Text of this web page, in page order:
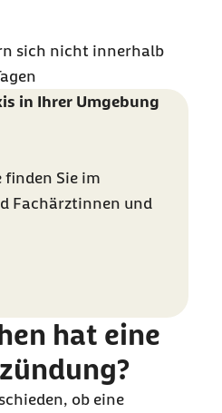
sich nicht innerhalb
in Ihrer Umgebung
finden Sie im
Fachärztinnen und
hat eine
ob eine